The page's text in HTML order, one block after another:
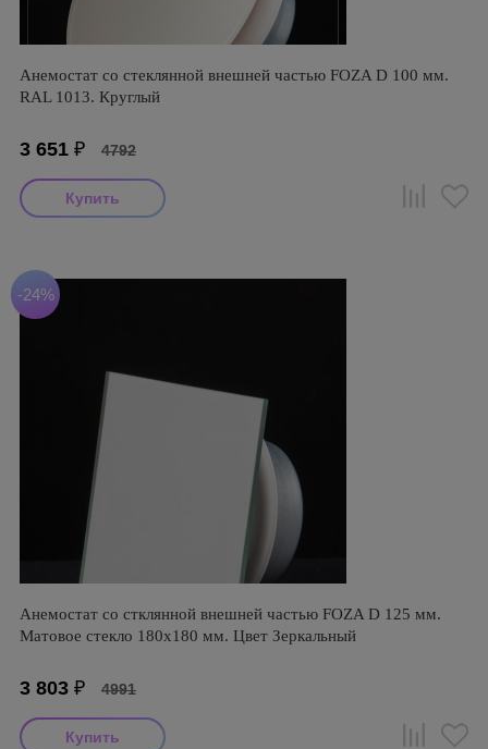
Анемостат со стеклянной внешней частью FOZA D 100 мм.
RAL 1013. Круглый
3 651 ₽ 4792
-24%
Анемостат со стклянной внешней частью FOZA D 125 мм.
Матовое стекло 180х180 мм. Цвет Зеркальный
3 803 ₽ 4991